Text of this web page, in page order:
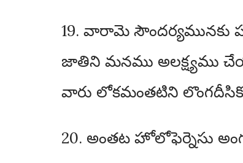
19. వారామె సౌందర్యమునకు
జాతిని మనము అలక్ష్యము
వారు లోకమంతటిని
20. అంతట హోలోఫెర్నెసు